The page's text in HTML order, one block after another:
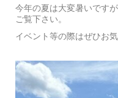
今年の夏は大変暑いです
ご覧下さい。
イベント等の際はぜひお